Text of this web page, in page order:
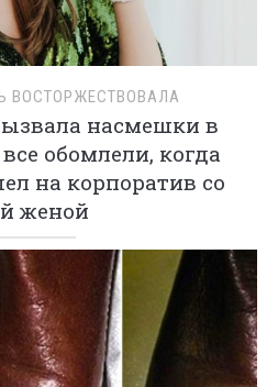
ВОСТОРЖЕСТВОВАЛА
насмешки в
обомлели, когда
на корпоратив со
женой